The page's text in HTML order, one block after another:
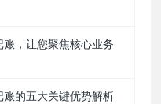
，让您聚焦核心业务
的五大关键优势解析